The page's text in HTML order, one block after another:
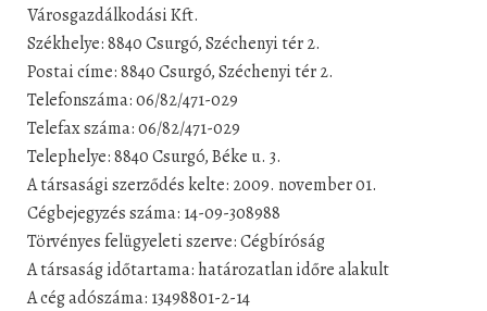
Városgazdálkodási Kft.
Székhelye: 8840 Csurgó, Széchenyi tér 2.
Postai címe: 8840 Csurgó, Széchenyi tér 2.
Telefonszáma: 06/82/471-029
Telefax száma: 06/82/471-029
Telephelye: 8840 Csurgó, Béke u. 3.
A társasági szerződés kelte: 2009. november 01.
Cégbejegyzés száma: 14-09-308988
Törvényes felügyeleti szerve: Cégbíróság
A társaság időtartama: határozatlan időre alakult
A cég adószáma: 13498801-2-14